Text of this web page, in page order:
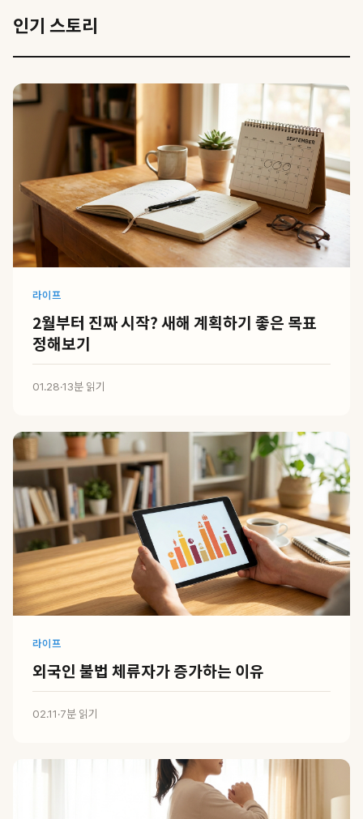
인기 스토리
라이프
2월부터 진짜 시작? 새해 계획하기 좋은 목표
정해보기
01.28·13분 읽기
라이프
외국인 불법 체류자가 증가하는 이유
02.11·7분 읽기